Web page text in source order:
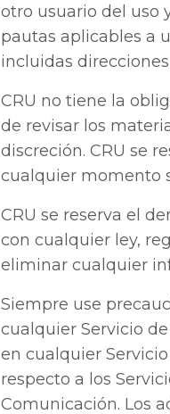
otro usuario del uso
pautas aplicables a
incluidas
CRU no tiene la
de revisar los
discreción. CRU se
cualquier momento
CRU se reserva el
con cualquier ley,
eliminar cualquier
Siempre use
cualquier Servicio
en cualquier
respecto a los
Comunicación. Los